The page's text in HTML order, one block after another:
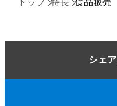
シェア